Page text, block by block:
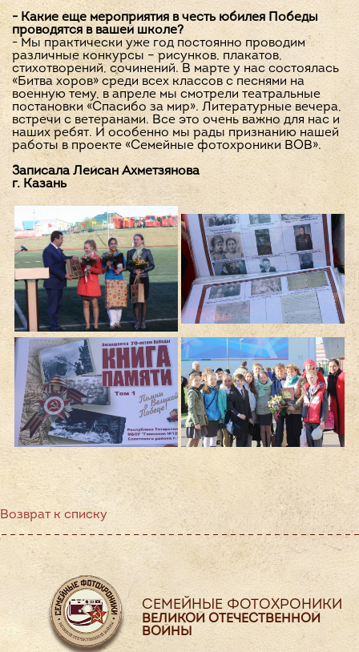
- Какие еще мероприятия в честь юбилея Победы
проводятся в вашей школе?
- Мы практически уже год постоянно проводим
различные конкурсы – рисунков, плакатов,
стихотворений, сочинений. В марте у нас состоялась
«Битва хоров» среди всех классов с песнями на
военную тему, в апреле мы смотрели театральные
постановки «Спасибо за мир». Литературные вечера,
встречи с ветеранами. Все это очень важно для нас и
наших ребят. И особенно мы рады признанию нашей
работы в проекте «Семейные фотохроники ВОВ».
Записала Лейсан Ахметзянова
г. Казань
Возврат к списку
СЕМЕЙНЫЕ ФОТОХРОНИКИ
ВЕЛИКОЙ ОТЕЧЕСТВЕННОЙ
ВОЙНЫ